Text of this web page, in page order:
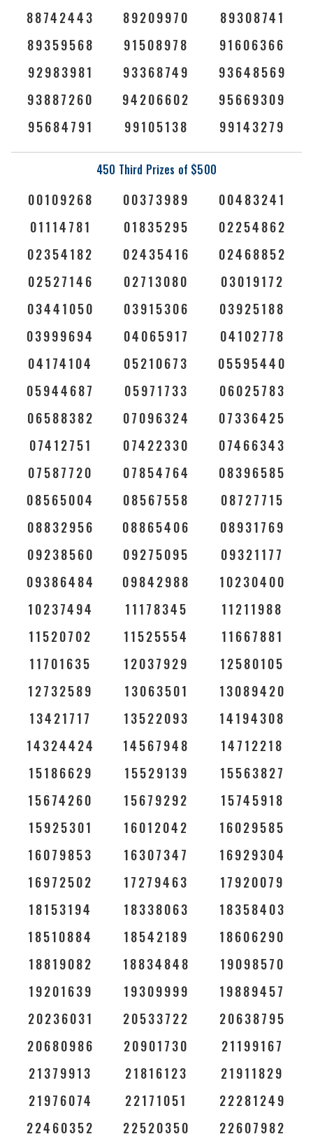
88742443
89209970
89308741
89359568
91508978
91606366
92983981
93368749
93648569
93887260
94206602
95669309
95684791
99105138 99143279
450 Third Prizes of $500
00109268 00373989
00483241
01114781
01835295
02254862
02354182
02435416
02468852
02527146
02713080
03019172
03441050
03915306
03925188
03999694
04065917
04102778
04174104
05210673
05595440
05944687
05971733
06025783
06588382
07096324
07336425
07412751
07422330
07466343
07587720
07854764
08396585
08565004
08567558
08727715
08832956
08865406
08931769
09238560
09275095
09321177
09386484
09842988
10230400
10237494
11178345
11211988
11520702
11525554
11667881
11701635
12037929
12580105
12732589
13063501
13089420
13421717
13522093
14194308
14324424
14567948
14712218
15186629
15529139
15563827
15674260
15679292
15745918
15925301
16012042
16029585
16079853
16307347
16929304
16972502
17279463
17920079
18153194
18338063
18358403
18510884
18542189
18606290
18819082
18834848
19098570
19201639
19309999
19889457
20236031
20533722
20638795
20680986
20901730
21199167
21379913
21816123
21911829
21976074
22171051
22281249
22460352
22520350 22607982